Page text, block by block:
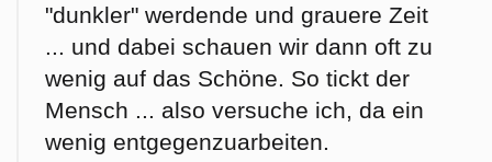
"dunkler" werdende und grauere Zeit
... und dabei schauen wir dann oft zu
wenig auf das Schöne. So tickt der
Mensch ... also versuche ich, da ein
wenig entgegenzuarbeiten.